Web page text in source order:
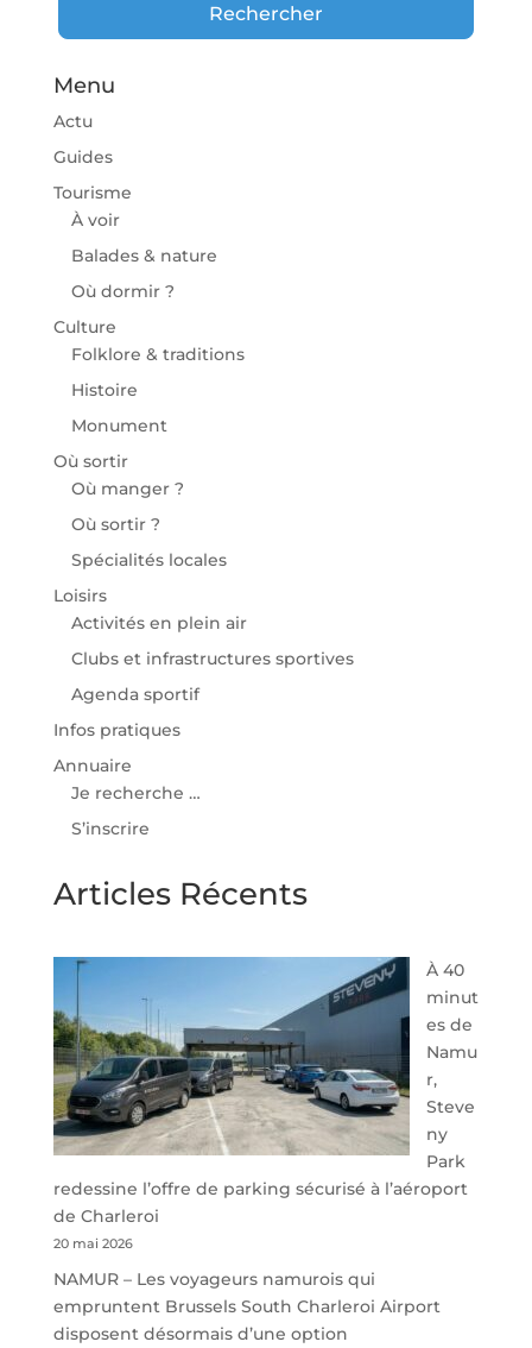
RechercherRechercher
Menu
Actu
Guides
Tourisme
À voir
Balades & nature
Où dormir ?
Culture
Folklore & traditions
Histoire
Monument
Où sortir
Où manger ?
Où sortir ?
Spécialités locales
Loisirs
Activités en plein air
Clubs et infrastructures sportives
Agenda sportif
Infos pratiques
Annuaire
Je recherche …
S’inscrire
Articles Récents
À 40
minut
es de
Namu
r,
Steve
ny
Park
redessine l’offre de parking sécurisé à l’aéroport
de Charleroi
20 mai 2026
NAMUR – Les voyageurs namurois qui
empruntent Brussels South Charleroi Airport
disposent désormais d’une option